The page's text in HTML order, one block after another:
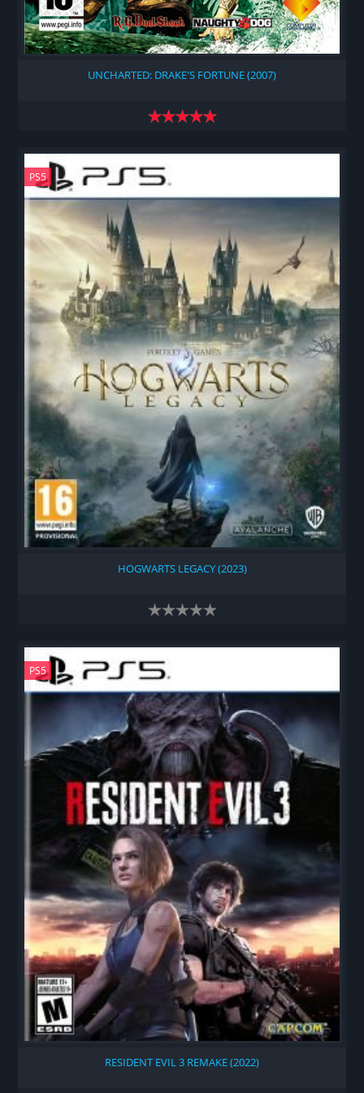
UNCHARTED: DRAKE'S FORTUNE (2007)
PS5
HOGWARTS LEGACY (2023)
PS5
RESIDENT EVIL 3 REMAKE (2022)